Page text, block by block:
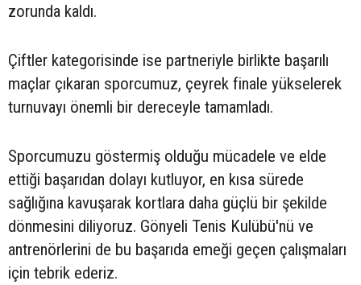
zorunda kaldı.
Çiftler kategorisinde ise partneriyle birlikte başarılı
maçlar çıkaran sporcumuz, çeyrek finale yükselerek
turnuvayı önemli bir dereceyle tamamladı.
Sporcumuzu göstermiş olduğu mücadele ve elde
ettiği başarıdan dolayı kutluyor, en kısa sürede
sağlığına kavuşarak kortlara daha güçlü bir şekilde
dönmesini diliyoruz. Gönyeli Tenis Kulübü'nü ve
antrenörlerini de bu başarıda emeği geçen çalışmaları
için tebrik ederiz.